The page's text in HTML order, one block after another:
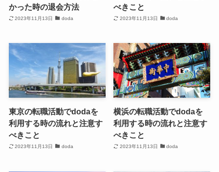
かった時の退会方法
2023年11月13日 doda
べきこと
2023年11月13日 doda
東京の転職活動でdodaを
利用する時の流れと注意す
べきこと
2023年11月13日 doda
横浜の転職活動でdodaを
利用する時の流れと注意す
べきこと
2023年11月13日 doda